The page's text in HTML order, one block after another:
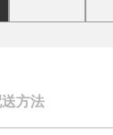
方法